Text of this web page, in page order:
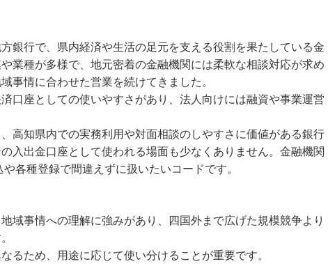
銀行で、県内経済や生活の足元を支える役割を果たしている金
業種が多様で、地元密着の金融機関には柔軟な相談対応が求め
事情に合わせた営業を続けてきました。
口座としての使いやすさがあり、法人向けには融資や事業運営
高知県内での実務利用や対面相談のしやすさに価値がある銀行
入出金口座として使われる場面も少なくありません。金融機関
各種登録で間違えずに扱いたいコードです。
域事情への理解に強みがあり、四国外まで広げた規模競争より
るため、用途に応じて使い分けることが重要です。